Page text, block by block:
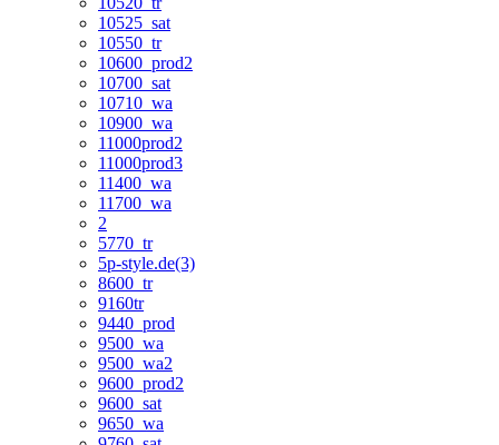
10525_sat
10550_tr
10600_prod2
10700_sat
10710_wa
10900_wa
11000prod2
11000prod3
11400_wa
11700_wa
2
5770_tr
5p-style.de(3)
8600_tr
9160tr
9440_prod
9500_wa
9500_wa2
9600_prod2
9600_sat
9650_wa